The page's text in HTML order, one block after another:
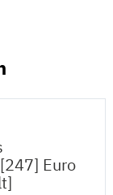
Euro